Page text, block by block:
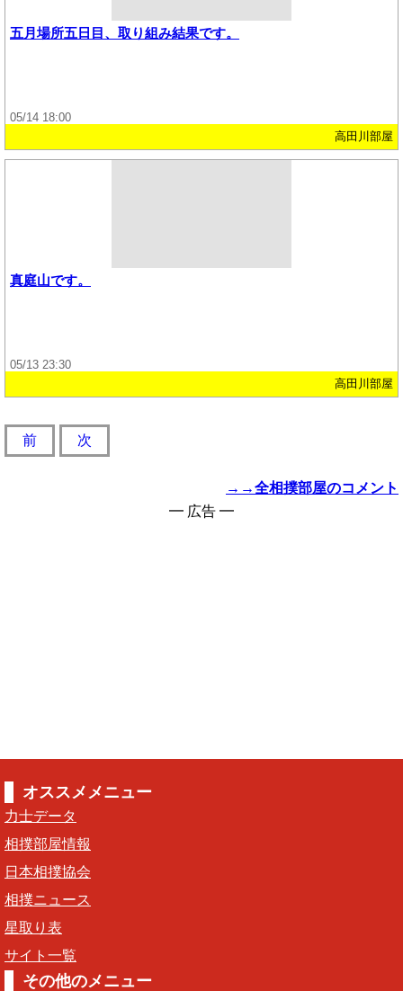
五月場所五日目、取り組み結果です。
05/14 18:00
高田川部屋
真庭山です。
05/13 23:30
高田川部屋
前 次
→→全相撲部屋のコメント
━ 広告 ━
オススメメニュー
力士データ
相撲部屋情報
日本相撲協会
相撲ニュース
星取り表
サイト一覧
その他のメニュー